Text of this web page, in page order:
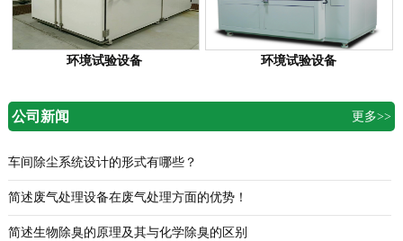
环境试验设备 环境试验设备
公司新闻 更多>>
车间除尘系统设计的形式有哪些？
简述废气处理设备在废气处理方面的优势！
简述生物除臭的原理及其与化学除臭的区别